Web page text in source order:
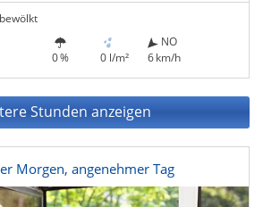
0 % 0 l/m²
NO
6 km/h
Stunden anzeigen
Morgen, angenehmer Tag